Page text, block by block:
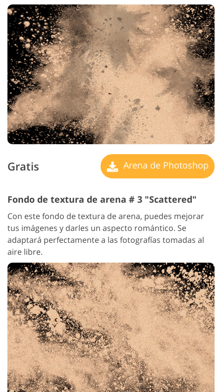
Gratis Arena de Photoshop
Fondo de textura de arena # 3 "Scattered"
Con este fondo de textura de arena, puedes mejorar
tus imágenes y darles un aspecto romántico. Se
adaptará perfectamente a las fotografías tomadas al
aire libre.